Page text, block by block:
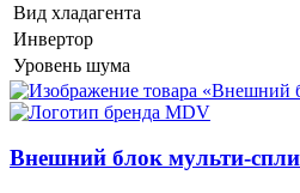
Вид хладагента
Инвертор
Уровень шума
Внешний блок мульти-